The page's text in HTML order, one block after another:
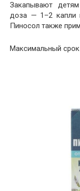
Закапывают
доза — 1–2 капли
Пиносол также
Максимальный